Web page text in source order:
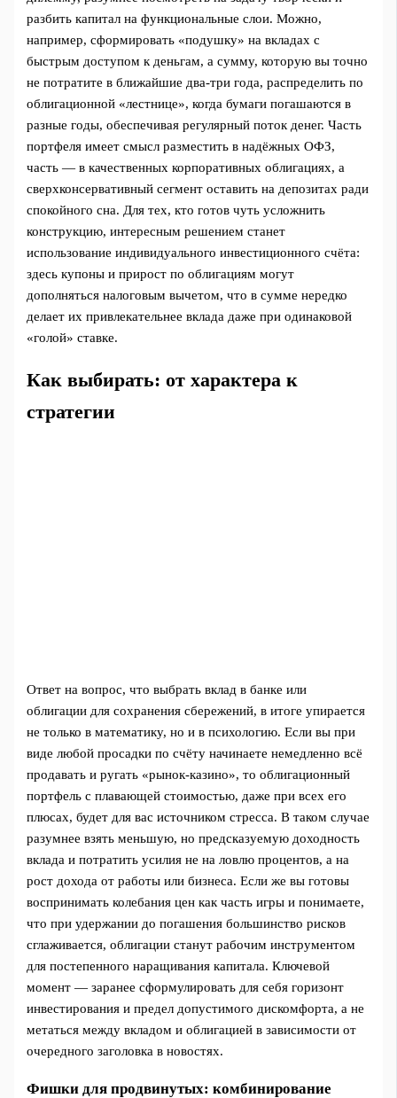
разбить капитал на функциональные слои. Можно,
например, сформировать «подушку» на вкладах с
быстрым доступом к деньгам, а сумму, которую вы точно
не потратите в ближайшие два-три года, распределить по
облигационной «лестнице», когда бумаги погашаются в
разные годы, обеспечивая регулярный поток денег. Часть
портфеля имеет смысл разместить в надёжных ОФЗ,
часть — в качественных корпоративных облигациях, а
сверхконсервативный сегмент оставить на депозитах ради
спокойного сна. Для тех, кто готов чуть усложнить
конструкцию, интересным решением станет
использование индивидуального инвестиционного счёта:
здесь купоны и прирост по облигациям могут
дополняться налоговым вычетом, что в сумме нередко
делает их привлекательнее вклада даже при одинаковой
«голой» ставке.
Как выбирать: от характера к
стратегии
Ответ на вопрос, что выбрать вклад в банке или
облигации для сохранения сбережений, в итоге упирается
не только в математику, но и в психологию. Если вы при
виде любой просадки по счёту начинаете немедленно всё
продавать и ругать «рынок-казино», то облигационный
портфель с плавающей стоимостью, даже при всех его
плюсах, будет для вас источником стресса. В таком случае
разумнее взять меньшую, но предсказуемую доходность
вклада и потратить усилия не на ловлю процентов, а на
рост дохода от работы или бизнеса. Если же вы готовы
воспринимать колебания цен как часть игры и понимаете,
что при удержании до погашения большинство рисков
сглаживается, облигации станут рабочим инструментом
для постепенного наращивания капитала. Ключевой
момент — заранее сформулировать для себя горизонт
инвестирования и предел допустимого дискомфорта, а не
метаться между вкладом и облигацией в зависимости от
очередного заголовка в новостях.
Фишки для продвинутых: комбинирование